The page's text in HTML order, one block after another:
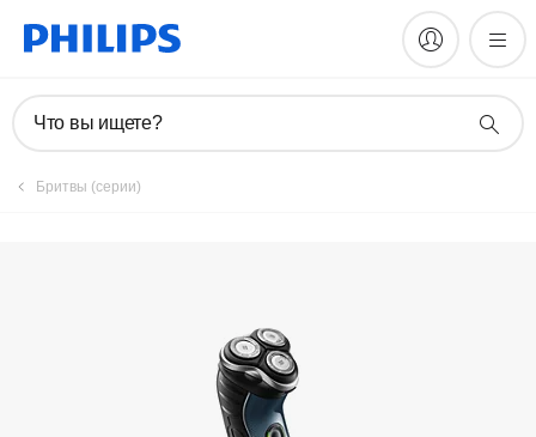
Что вы ищете?
Бритвы (серии)
Руководства и документация